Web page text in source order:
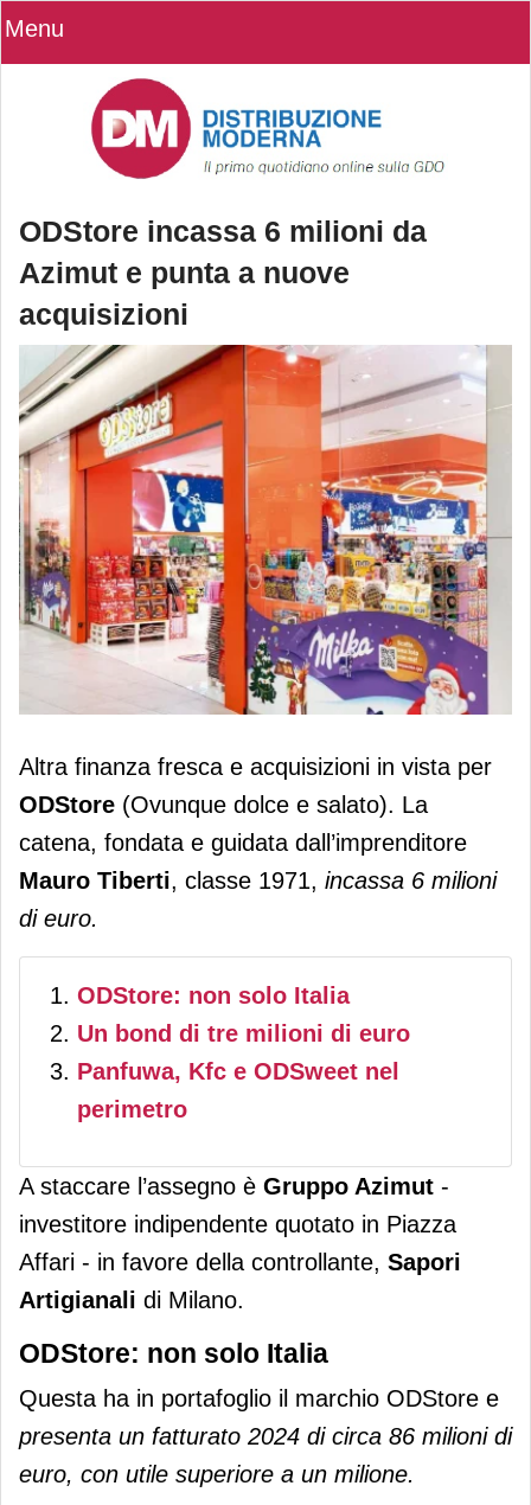
Menu
ODStore incassa 6 milioni da
Azimut e punta a nuove
acquisizioni
ODStore incassa 6 milioni da Azimut e
punta a nuove acquisizioni
Altra finanza fresca e acquisizioni in vista per
ODStore (Ovunque dolce e salato). La
catena, fondata e guidata dall’imprenditore
Mauro Tiberti, classe 1971, incassa 6 milioni
di euro.
ODStore: non solo Italia
Un bond di tre milioni di euro
Panfuwa, Kfc e ODSweet nel
perimetro
A staccare l’assegno è Gruppo Azimut -
investitore indipendente quotato in Piazza
Affari - in favore della controllante, Sapori
Artigianali di Milano.
ODStore: non solo Italia
Questa ha in portafoglio il marchio ODStore e
presenta un fatturato 2024 di circa 86 milioni di
euro, con utile superiore a un milione.